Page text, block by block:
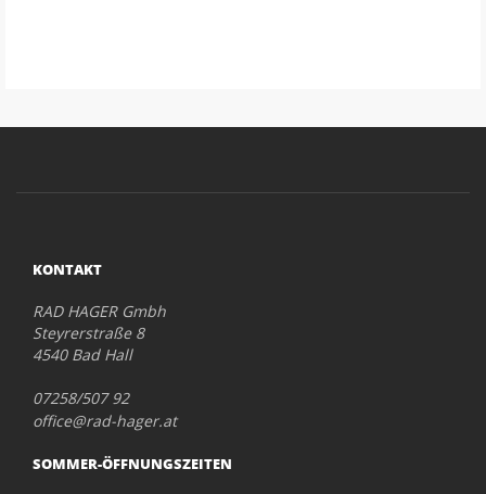
KONTAKT
RAD HAGER Gmbh
Steyrerstraße 8
4540 Bad Hall
07258/507 92
office@rad-hager.at
SOMMER-ÖFFNUNGSZEITEN